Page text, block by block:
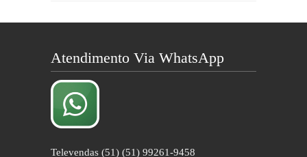
Atendimento Via WhatsApp
Televendas (51) (51) 99261-9458